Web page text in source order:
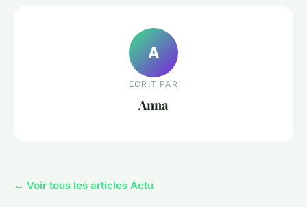
A
ECRIT PAR
Anna
← Voir tous les articles Actu